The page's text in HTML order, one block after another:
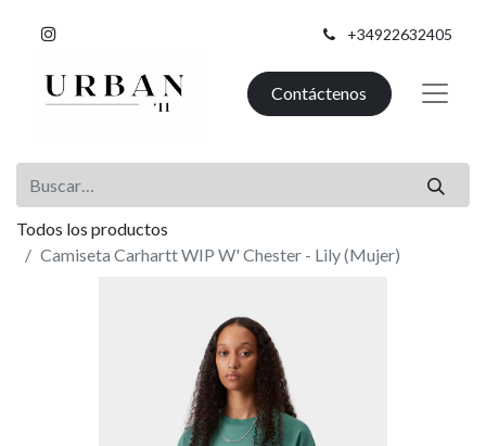
+34922632405
Contáctenos
Todos los productos
Camiseta Carhartt WIP W' Chester - Lily (Mujer)